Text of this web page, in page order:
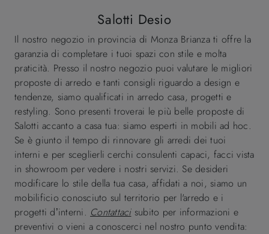
Salotti Desio
Il nostro negozio in provincia di Monza Brianza ti offre la
garanzia di completare i tuoi spazi con stile e molta
praticità. Presso il nostro negozio puoi valutare le migliori
proposte di arredo e tanti consigli riguardo a design e
tendenze, siamo qualificati in arredo casa, progetti e
restyling. Sono presenti troverai le più belle proposte di
Salotti accanto a casa tua: siamo esperti in mobili ad hoc.
Se è giunto il tempo di rinnovare gli arredi dei tuoi
interni e per sceglierli cerchi consulenti capaci, facci vista
in showroom per vedere i nostri servizi. Se desideri
modificare lo stile della tua casa, affidati a noi, siamo un
mobilificio conosciuto sul territorio per l'arredo e i
progetti d’interni. Contattacisubito per informazioni e
preventivi o vieni a conoscerci nel nostro punto vendita: